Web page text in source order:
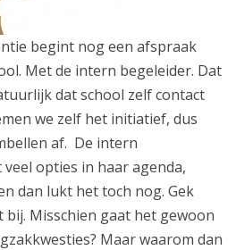
begint nog een afspraak
Met de intern begeleider. Dat
dat school zelf contact
we zelf het initiatief, dus
af. De intern
opties in haar agenda,
dan lukt het toch nog. Gek
Misschien gaat het gewoon
Maar waarom dan